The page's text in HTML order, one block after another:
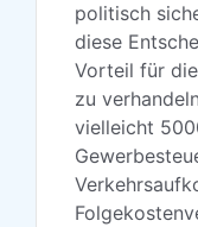
politisch
diese
Vorteil für
zu
vielleicht